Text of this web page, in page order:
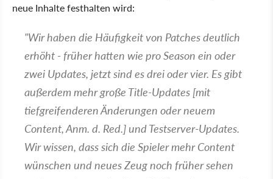
neue Inhalte festhalten wird:
"Wir haben die Häufigkeit von Patches deutlich
erhöht - früher hatten wie pro Season ein oder
zwei Updates, jetzt sind es drei oder vier. Es gibt
außerdem mehr große Title-Updates [mit
tiefgreifenderen Änderungen oder neuem
Content, Anm. d. Red.] und Testserver-Updates.
Wir wissen, dass sich die Spieler mehr Content
wünschen und neues Zeug noch früher sehen